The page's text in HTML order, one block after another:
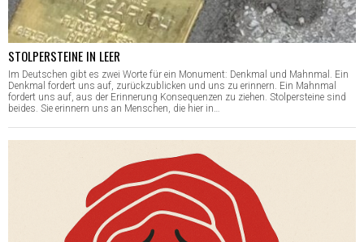
STOLPERSTEINE IN LEER
Im Deutschen gibt es zwei Worte für ein Monument: Denkmal und Mahnmal. Ein
Denkmal fordert uns auf, zurückzublicken und uns zu erinnern. Ein Mahnmal
fordert uns auf, aus der Erinnerung Konsequenzen zu ziehen. Stolpersteine sind
beides. Sie erinnern uns an Menschen, die hier in…